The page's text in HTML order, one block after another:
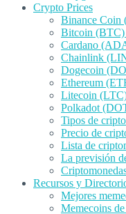
Crypto Prices
Binance Coin
Bitcoin (BTC)
Cardano
Chainlink
Dogecoin
Ethereum
Litecoin
Polkadot
Tipos de
Precio de
Lista de
La previsión
Recursos y
Mejores
Memecoins